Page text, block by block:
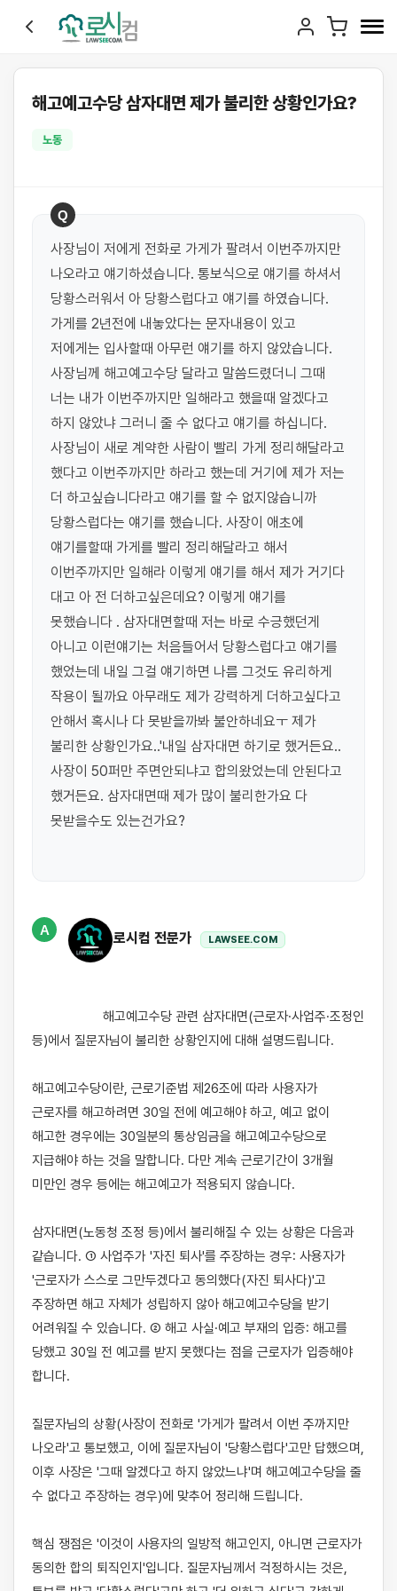
해고예고수당 삼자대면 제가 불리한 상황인가요?
노동
Q
사장님이 저에게 전화로 가게가 팔려서 이번주까지만
나오라고 얘기하셨습니다. 통보식으로 얘기를 하셔서
당황스러워서 아 당황스럽다고 얘기를 하였습니다.
가게를 2년전에 내놓았다는 문자내용이 있고
저에게는 입사할때 아무런 얘기를 하지 않았습니다.
사장님께 해고예고수당 달라고 말씀드렸더니 그때
너는 내가 이번주까지만 일해라고 했을때 알겠다고
하지 않았냐 그러니 줄 수 없다고 얘기를 하십니다.
사장님이 새로 계약한 사람이 빨리 가게 정리해달라고
했다고 이번주까지만 하라고 했는데 거기에 제가 저는
더 하고싶습니다라고 얘기를 할 수 없지않습니까
당황스럽다는 얘기를 했습니다. 사장이 애초에
얘기를할때 가게를 빨리 정리해달라고 해서
이번주까지만 일해라 이렇게 얘기를 해서 제가 거기다
대고 아 전 더하고싶은데요? 이렇게 얘기를
못했습니다 . 삼자대면할때 저는 바로 수긍했던게
아니고 이런얘기는 처음들어서 당황스럽다고 얘기를
했었는데 내일 그걸 얘기하면 나름 그것도 유리하게
작용이 될까요 아무래도 제가 강력하게 더하고싶다고
안해서 혹시나 다 못받을까봐 불안하네요ㅜ 제가
불리한 상황인가요..'내일 삼자대면 하기로 했거든요..
사장이 50퍼만 주면안되냐고 합의왔었는데 안된다고
했거든요. 삼자대면때 제가 많이 불리한가요 다
못받을수도 있는건가요?
A
로시컴 전문가 LAWSEE.COM
등)에서 질문자님이 불리한 상황인지에 대해 설명드립니다.
해고예고수당이란, 근로기준법 제26조에 따라 사용자가
근로자를 해고하려면 30일 전에 예고해야 하고, 예고 없이
해고한 경우에는 30일분의 통상임금을 해고예고수당으로
지급해야 하는 것을 말합니다. 다만 계속 근로기간이 3개월
미만인 경우 등에는 해고예고가 적용되지 않습니다.
삼자대면(노동청 조정 등)에서 불리해질 수 있는 상황은 다음과
같습니다. ① 사업주가 '자진 퇴사'를 주장하는 경우: 사용자가
'근로자가 스스로 그만두겠다고 동의했다(자진 퇴사다)'고
주장하면 해고 자체가 성립하지 않아 해고예고수당을 받기
어려워질 수 있습니다. ② 해고 사실·예고 부재의 입증: 해고를
당했고 30일 전 예고를 받지 못했다는 점을 근로자가 입증해야
합니다.
질문자님의 상황(사장이 전화로 '가게가 팔려서 이번 주까지만
나오라'고 통보했고, 이에 질문자님이 '당황스럽다'고만 답했으며,
이후 사장은 '그때 알겠다고 하지 않았느냐'며 해고예고수당을 줄
수 없다고 주장하는 경우)에 맞추어 정리해 드립니다.
핵심 쟁점은 '이것이 사용자의 일방적 해고인지, 아니면 근로자가
동의한 합의 퇴직인지'입니다. 질문자님께서 걱정하시는 것은,